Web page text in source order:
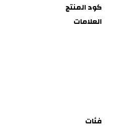
كود المنتج
العلامات
فئات